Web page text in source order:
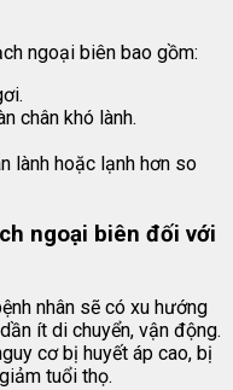
ngoại biên bao gồm:
chân khó lành.
lành hoặc lạnh hơn so
ngoại biên đối với
nhân sẽ có xu hướng
ít di chuyển, vận động.
cơ bị huyết áp cao, bị
tuổi thọ.